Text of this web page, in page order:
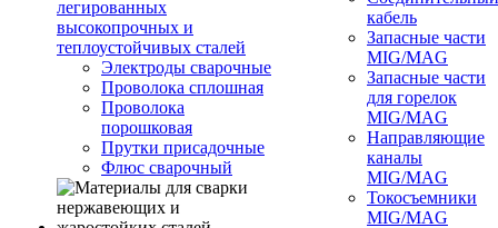
легированных
высокопрочных и
теплоустойчивых сталей
Электроды сварочные
Проволока сплошная
Проволока
порошковая
Прутки присадочные
Флюс сварочный
кабель
Запасные части
MIG/MAG
Запасные части
для горелок
MIG/MAG
Направляющие
каналы
MIG/MAG
Токосъемники
MIG/MAG